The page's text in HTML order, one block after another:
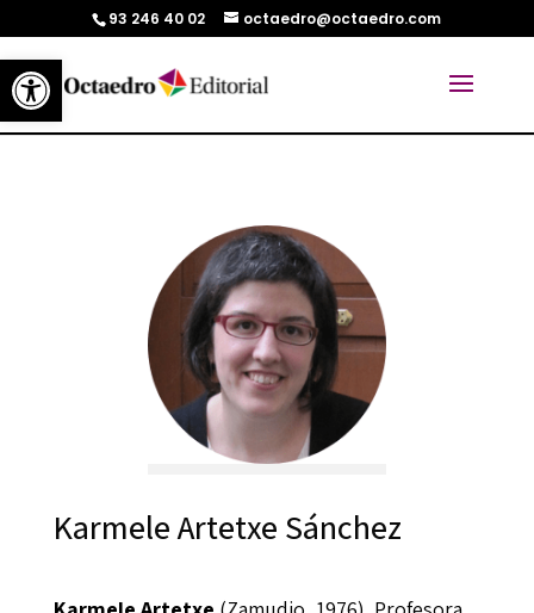
Abrir barra de herramientas
93 246 40 02 octaedro@octaedro.com
Karmele Artetxe Sánchez